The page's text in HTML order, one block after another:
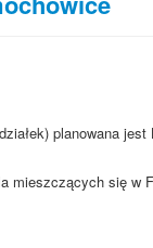
planowana
mieszczących się w